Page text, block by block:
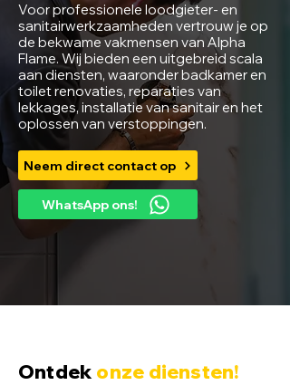
Voor professionele loodgieter- en
sanitairwerkzaamheden vertrouw je op
de bekwame vakmensen van Alpha
Flame. Wij bieden een uitgebreid scala
aan diensten, waaronder badkamer en
toilet renovaties, reparaties van
lekkages, installatie van sanitair en het
oplossen van verstoppingen.
Neem direct contact op
WhatsApp ons!
Ontdek onze diensten!